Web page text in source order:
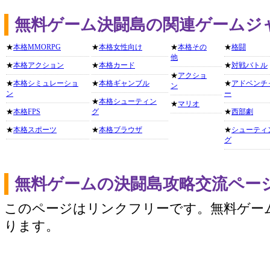
無料ゲーム決闘島の関連ゲームジ
★本格MMORPG
★本格アクション
★本格シミュレーショ
ン
★本格FPS
★本格スポーツ
★本格女性向け
★本格カード
★本格ギャンブル
★本格シューティン
グ
★本格ブラウザ
★本格その
他
★アクショ
ン
★マリオ
★格闘
★対戦バトル
★アドベンチ
ー
★西部劇
★シューティ
グ
無料ゲームの決闘島攻略交流ペー
このページはリンクフリーです。無料ゲー
ります。